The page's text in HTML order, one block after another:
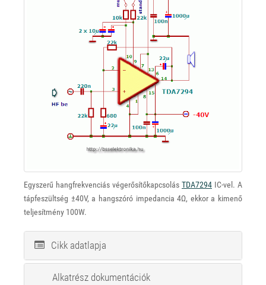
Egyszerű hangfrekvenciás végerősítőkapcsolás TDA7294 IC-vel. A
tápfeszültség ±40V, a hangszóró impedancia 4Ω, ekkor a kimenő
teljesítmény 100W.
Cikk adatlapja
Alkatrész dokumentációk